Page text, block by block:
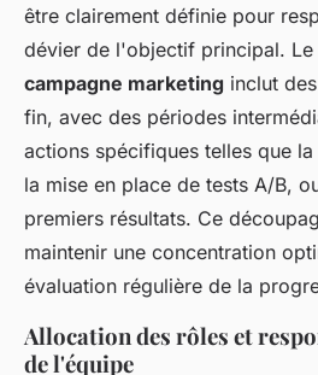
être clairement définie pour
dévier de l'objectif principal. Le
campagne marketing inclut
fin, avec des périodes
actions spécifiques telles que
la mise en place de tests A/B,
premiers résultats. Ce
maintenir une concentration
évaluation régulière de la
Allocation des rôles et
de l'équipe